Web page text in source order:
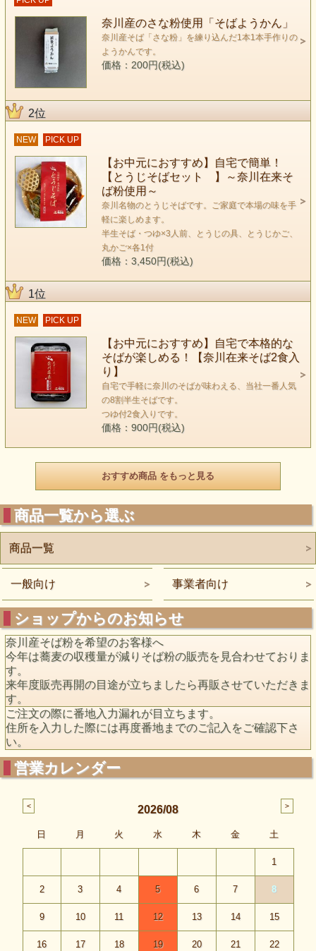
奈川産のさな粉使用「そばようかん」
奈川産そば「さな粉」を練り込んだ1本1本手作りの
ようかんです。
価格：200円(税込)
2位
NEW PICK UP
【お中元におすすめ】自宅で簡単！
【とうじそばセット 】～奈川在来そ
ば粉使用～
奈川名物のとうじそばです。ご家庭で本場の味を手
軽に楽しめます。
半生そば・つゆ×3人前、とうじの具、とうじかご、
丸かご×各1付
価格：3,450円(税込)
1位
NEW PICK UP
【お中元におすすめ】自宅で本格的な
そばが楽しめる！【奈川在来そば2食入
り】
自宅で手軽に奈川のそばが味わえる、当社一番人気
の8割半生そばです。
つゆ付2食入りです。
価格：900円(税込)
おすすめ商品 をもっと見る
商品一覧から選ぶ
商品一覧
一般向け 事業者向け
ショップからのお知らせ
奈川産そば粉を希望のお客様へ
今年は蕎麦の収穫量が減りそば粉の販売を見合わせておりま
す。
来年度販売再開の目途が立ちましたら再販させていただきま
す。
ご注文の際に番地入力漏れが目立ちます。
住所を入力した際には再度番地までのご記入をご確認下さ
い。
営業カレンダー
2026/08
日 月 火 水 木 金 土
1
2 3 4 5 6 7 8
9 10 11 12 13 14 15
16 17 18 19 20 21 22